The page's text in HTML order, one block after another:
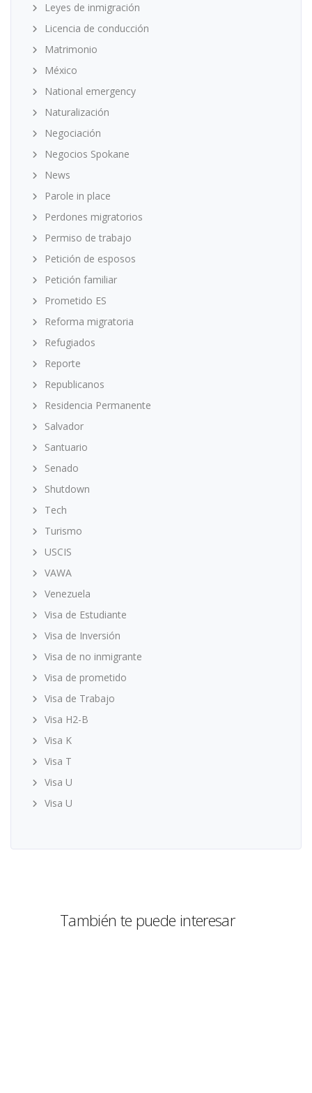
Leyes de inmigración
Licencia de conducción
Matrimonio
México
National emergency
Naturalización
Negociación
Negocios Spokane
News
Parole in place
Perdones migratorios
Permiso de trabajo
Petición de esposos
Petición familiar
Prometido ES
Reforma migratoria
Refugiados
Reporte
Republicanos
Residencia Permanente
Salvador
Santuario
Senado
Shutdown
Tech
Turismo
USCIS
VAWA
Venezuela
Visa de Estudiante
Visa de Inversión
Visa de no inmigrante
Visa de prometido
Visa de Trabajo
Visa H2-B
Visa K
Visa T
Visa U
Visa U
También te puede interesar